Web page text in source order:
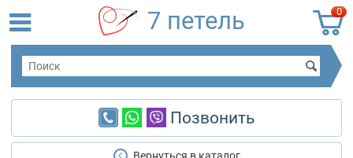
0
7 петель
Позвонить